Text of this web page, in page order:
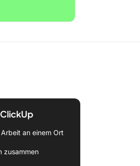
an einem Ort
zusammen